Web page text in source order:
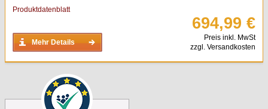
Produktdatenblatt
Mehr Details
694,99 €
Preis inkl. MwSt
zzgl. Versandkosten